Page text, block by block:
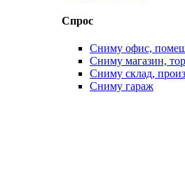
Спрос
Сниму офис,
Сниму магазин,
Сниму склад,
Сниму гараж